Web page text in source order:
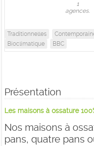
1
agences.
Traditionnelles
Bioclimatique
BBC
Présentation
Les maisons à ossature
Nos maisons à
pans, quatre pans